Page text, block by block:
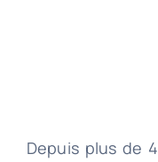
Depuis plus de